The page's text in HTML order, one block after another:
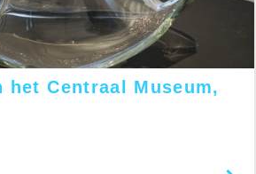
het Centraal Museum,